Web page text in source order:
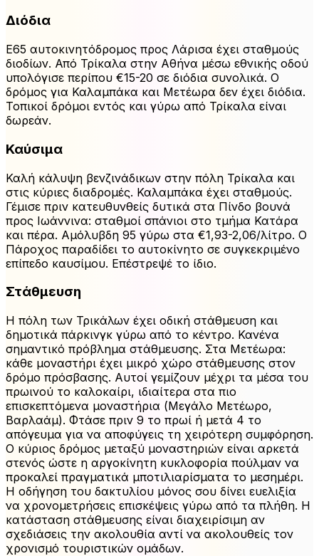
Διόδια
Ε65 αυτοκινητόδρομος προς Λάρισα έχει σταθμούς
διοδίων. Από Τρίκαλα στην Αθήνα μέσω εθνικής οδού
υπολόγισε περίπου €15-20 σε διόδια συνολικά. Ο
δρόμος για Καλαμπάκα και Μετέωρα δεν έχει διόδια.
Τοπικοί δρόμοι εντός και γύρω από Τρίκαλα είναι
δωρεάν.
Καύσιμα
Καλή κάλυψη βενζινάδικων στην πόλη Τρίκαλα και
στις κύριες διαδρομές. Καλαμπάκα έχει σταθμούς.
Γέμισε πριν κατευθυνθείς δυτικά στα Πίνδο βουνά
προς Ιωάννινα: σταθμοί σπάνιοι στο τμήμα Κατάρα
και πέρα. Αμόλυβδη 95 γύρω στα €1,93-2,06/λίτρο. Ο
Πάροχος παραδίδει το αυτοκίνητο σε συγκεκριμένο
επίπεδο καυσίμου. Επέστρεψέ το ίδιο.
Στάθμευση
Η πόλη των Τρικάλων έχει οδική στάθμευση και
δημοτικά πάρκινγκ γύρω από το κέντρο. Κανένα
σημαντικό πρόβλημα στάθμευσης. Στα Μετέωρα:
κάθε μοναστήρι έχει μικρό χώρο στάθμευσης στον
δρόμο πρόσβασης. Αυτοί γεμίζουν μέχρι τα μέσα του
πρωινού το καλοκαίρι, ιδιαίτερα στα πιο
επισκεπτόμενα μοναστήρια (Μεγάλο Μετέωρο,
Βαρλαάμ). Φτάσε πριν 9 το πρωί ή μετά 4 το
απόγευμα για να αποφύγεις τη χειρότερη συμφόρηση.
Ο κύριος δρόμος μεταξύ μοναστηριών είναι αρκετά
στενός ώστε η αργοκίνητη κυκλοφορία πούλμαν να
προκαλεί πραγματικά μποτιλιαρίσματα το μεσημέρι.
Η οδήγηση του δακτυλίου μόνος σου δίνει ευελιξία
να χρονομετρήσεις επισκέψεις γύρω από τα πλήθη. Η
κατάσταση στάθμευσης είναι διαχειρίσιμη αν
σχεδιάσεις την ακολουθία αντί να ακολουθείς τον
χρονισμό τουριστικών ομάδων.